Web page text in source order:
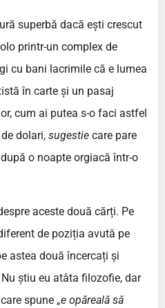
superbă dacă ești crescut
printr-un complex de
cu bani lacrimile că e lumea
în carte și un pasaj
cum ai putea s-o faci astfel
dolari, sugestie care pare
o noapte orgiacă într-o
aceste două cărți. Pe
de poziția avută pe
astea două încercați și
știu eu atâta filozofie, dar
spune „e opăreală să